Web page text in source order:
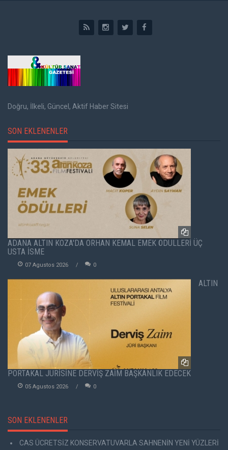
Doğru, İlkeli, Güncel, Aktif Haber Sitesi
SON EKLENENLER
ADANA ALTIN KOZA'DA ORHAN KEMAL EMEK ÖDÜLLERİ ÜÇ
USTA İSME
07 Agustos 2026 0
ALTIN
PORTAKAL JÜRİSİNE DERVİŞ ZAİM BAŞKANLIK EDECEK
05 Agustos 2026 0
SON EKLENENLER
CAS ÜCRETSİZ KONSERVATUVARLA SAHNENİN YENİ YÜZLERİ